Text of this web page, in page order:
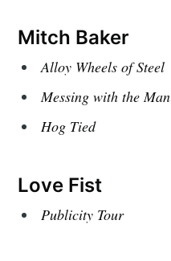
Mitch Baker
Alloy Wheels of Steel
Messing with the Man
Hog Tied
Love Fist
Publicity Tour